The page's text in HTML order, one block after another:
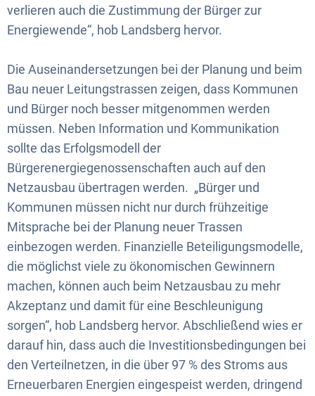
verlieren auch die Zustimmung der Bürger zur
Energiewende“, hob Landsberg hervor.
Die Auseinandersetzungen bei der Planung und beim
Bau neuer Leitungstrassen zeigen, dass Kommunen
und Bürger noch besser mitgenommen werden
müssen. Neben Information und Kommunikation
sollte das Erfolgsmodell der
Bürgerenergiegenossenschaften auch auf den
Netzausbau übertragen werden. „Bürger und
Kommunen müssen nicht nur durch frühzeitige
Mitsprache bei der Planung neuer Trassen
einbezogen werden. Finanzielle Beteiligungsmodelle,
die möglichst viele zu ökonomischen Gewinnern
machen, können auch beim Netzausbau zu mehr
Akzeptanz und damit für eine Beschleunigung
sorgen“, hob Landsberg hervor. Abschließend wies er
darauf hin, dass auch die Investitionsbedingungen bei
den Verteilnetzen, in die über 97 % des Stroms aus
Erneuerbaren Energien eingespeist werden, dringend